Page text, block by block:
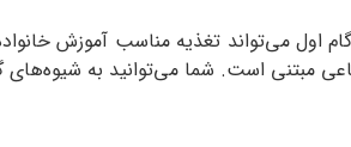
اول می‌تواند تغذیه مناسب آموزش
مبتنی است. شما می‌توانید به شیوه‌های